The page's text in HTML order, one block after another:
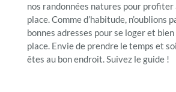
nos randonnées natures pour profiter
place. Comme d’habitude, n’oublions
bonnes adresses pour se loger et
place. Envie de prendre le temps et
êtes au bon endroit. Suivez le guide !